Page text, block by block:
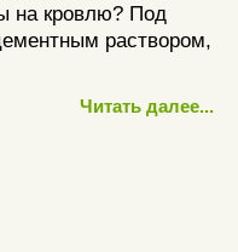
на кровлю? Под
раствором,
Читать далее...